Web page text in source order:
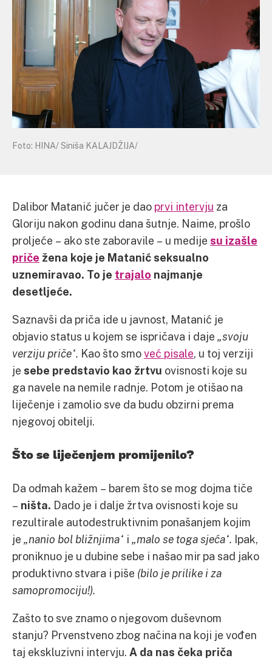
Foto: HINA/ Siniša KALAJDŽIJA/
Dalibor Matanić jučer je dao prvi intervju za
Gloriju nakon godinu dana šutnje. Naime, prošlo
proljeće – ako ste zaboravile – u medije su izašle
priče žena koje je Matanić seksualno
uznemiravao. To je trajalo najmanje
desetljeće.
Saznavši da priča ide u javnost, Matanić je
objavio status u kojem se ispričava i daje „svoju
verziju priče“. Kao što smoveć pisale, u toj verziji
je sebe predstavio kao žrtvu ovisnosti koje su
ga navele na nemile radnje. Potom je otišao na
liječenje i zamolio sve da budu obzirni prema
njegovoj obitelji.
Što se liječenjem promijenilo?
Da odmah kažem – barem što se mog dojma tiče
– ništa. Dado je i dalje žrtva ovisnosti koje su
rezultirale autodestruktivnim ponašanjem kojim
je „nanio bol bližnjima“ i „malo se toga sjeća“. Ipak,
proniknuo je u dubine sebe i našao mir pa sad jako
produktivno stvara i piše (bilo je prilike i za
samopromociju!).
Zašto to sve znamo o njegovom duševnom
stanju? Prvenstveno zbog načina na koji je vođen
taj ekskluzivni intervju. A da nas čeka priča